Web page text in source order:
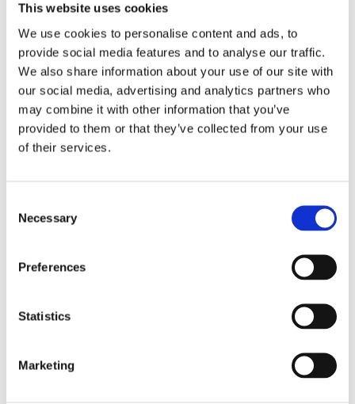
This website uses cookies
We use cookies to personalise content and ads, to
provide social media features and to analyse our traffic.
We also share information about your use of our site with
our social media, advertising and analytics partners who
may combine it with other information that you’ve
provided to them or that they’ve collected from your use
of their services.
Necessary
Preferences
Statistics
Marketing
Arkiv
2026
juli (1)
januari (1)
2025
juni (1)
oktober (3)